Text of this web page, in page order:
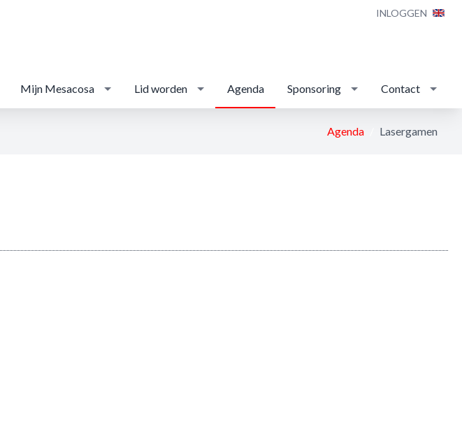
INLOGGEN
Mijn Mesacosa Lid worden Agenda Sponsoring Contact
Agenda Lasergamen